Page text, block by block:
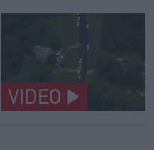
VIDEO